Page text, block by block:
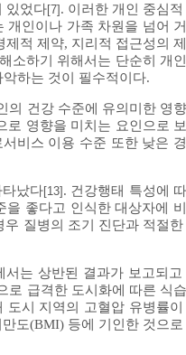
있었다[7] . 이러한 개인 중심적
개인이나 가족 차원을 넘어
적 제약, 지리적 접근성의
소하기 위해서는 단순히 개인
하는 것이 필수적이다.
의 건강 수준에 유의미한 영
로 영향을 미치는 요인으로
비스 이용 수준 또한 낮은
났다[13] . 건강행태 특성에
좋다고 인식한 대상자에
질병의 조기 진단과 적절한
는 상반된 결과가 보고되고
로 급격한 도시화에 따른 식
도시 지역의 고혈압 유병률이
도(BMI) 등에 기인한 것으로